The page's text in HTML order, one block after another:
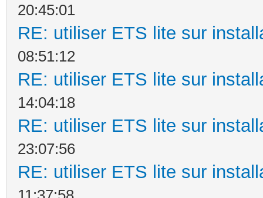
20:45:01
RE: utiliser ETS lite sur
08:51:12
RE: utiliser ETS lite sur
14:04:18
RE: utiliser ETS lite sur
23:07:56
RE: utiliser ETS lite sur